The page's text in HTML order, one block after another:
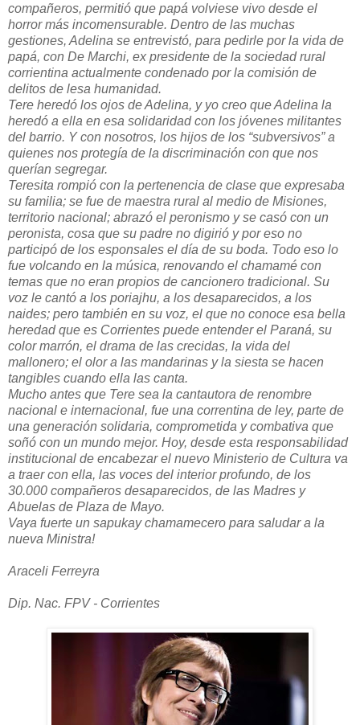
compañeros, permitió que papá volviese vivo desde el
horror más incomensurable. Dentro de las muchas
gestiones, Adelina se entrevistó, para pedirle por la vida de
papá, con De Marchi, ex presidente de la sociedad rural
corrientina actualmente condenado por la comisión de
delitos de lesa humanidad.
Tere heredó los ojos de Adelina, y yo creo que Adelina la
heredó a ella en esa solidaridad con los jóvenes militantes
del barrio. Y con nosotros, los hijos de los “subversivos” a
quienes nos protegía de la discriminación con que nos
querían segregar.
Teresita rompió con la pertenencia de clase que expresaba
su familia; se fue de maestra rural al medio de Misiones,
territorio nacional; abrazó el peronismo y se casó con un
peronista, cosa que su padre no digirió y por eso no
participó de los esponsales el día de su boda. Todo eso lo
fue volcando en la música, renovando el chamamé con
temas que no eran propios de cancionero tradicional. Su
voz le cantó a los poriajhu, a los desaparecidos, a los
naides; pero también en su voz, el que no conoce esa bella
heredad que es Corrientes puede entender el Paraná, su
color marrón, el drama de las crecidas, la vida del
mallonero; el olor a las mandarinas y la siesta se hacen
tangibles cuando ella las canta.
Mucho antes que Tere sea la cantautora de renombre
nacional e internacional, fue una correntina de ley, parte de
una generación solidaria, comprometida y combativa que
soñó con un mundo mejor. Hoy, desde esta responsabilidad
institucional de encabezar el nuevo Ministerio de Cultura va
a traer con ella, las voces del interior profundo, de los
30.000 compañeros desaparecidos, de las Madres y
Abuelas de Plaza de Mayo.
Vaya fuerte un sapukay chamamecero para saludar a la
nueva Ministra!
Araceli Ferreyra
Dip. Nac. FPV - Corrientes